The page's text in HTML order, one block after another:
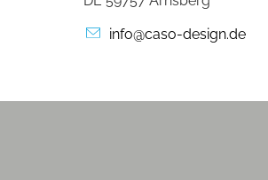
info@caso-design.de